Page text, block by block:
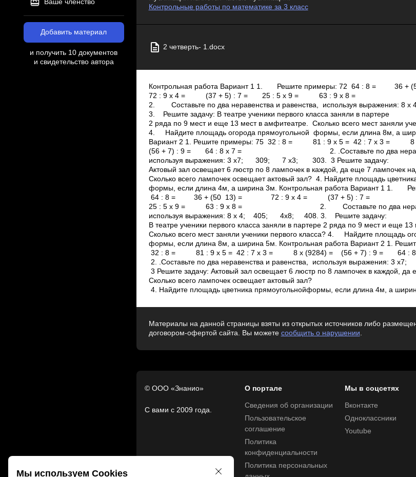
Ваше членство
Добавить материал
и получить 10 документов
и свидетельство автора
Контрольные работы по математике за 3 класс
2 четверть- 1.docx
Контрольная работа Вариант 1 1. Решите примеры: 72 ­ 64 : 8 =
72 : 9 х 4 = (37 + 5) : 7 = 25 : 5 х 9 = 63 : 9 х
2. Составьте по два неравенства и равенства, используя
3. Решите задачу: В театре ученики первого класса заняли в партере
2 ряда по 9 мест и еще 13 мест в амфитеатре. Сколько всего мест заняли
4. Найдите площадь огорода прямоугольной формы, если длина 8м, а
Вариант 2 1. Решите примеры: 75 ­ 32 : 8 = 81 : 9 х 5 = 42 : 7 х 3 = 8
(56 + 7) : 9 = 64 : 8 х 7 = 2. .Составьте по два
используя выражения: 3 х7; 30­9; 7 х3; 30­3. 3 Решите задачу:
Актовый зал освещает 6 люстр по 8 лампочек в каждой, да еще 7 лампочек
Сколько всего лампочек освещает актовый зал? 4. Найдите площадь
формы, если длина 4м, а ширина 3м. Контрольная работа Вариант 1 1.
64 : 8 = 36 + (50 ­ 13) = 72 : 9 х 4 = (37 + 5) : 7 =
25 : 5 х 9 = 63 : 9 х 8 = 2. Составьте по два
используя выражения: 8 х 4; 40­5; 4х8; 40­8. 3. Решите задачу:
В театре ученики первого класса заняли в партере 2 ряда по 9 мест и еще
Сколько всего мест заняли ученики первого класса? 4. Найдите площадь
формы, если длина 8м, а ширина 5м. Контрольная работа Вариант 2 1.
32 : 8 = 81 : 9 х 5 = 42 : 7 х 3 = 8 х (92­84) = (56 +
2. .Составьте по два неравенства и равенства, используя
3 Решите задачу: Актовый зал освещает 6 люстр по 8 лампочек в каждой, да
Сколько всего лампочек освещает актовый зал?
4. Найдите площадь цветника прямоугольнойформы, если длина 4м, а
Материалы на данной страницы взяты из открытых источников либо
договором-офертой сайта. Вы можете сообщить о нарушении.
© ООО «Знанио»
С вами с 2009 года.
О портале
Сведения об организации
Пользовательское
соглашение
Политика
конфиденциальности
Политика персональных
Мы в соцсетях
Вконтакте
Одноклассники
Youtube
Мы используем Cookies